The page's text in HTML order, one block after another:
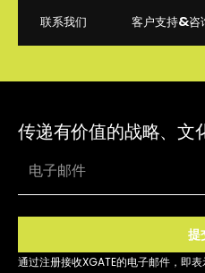
联系我们
客户支持&咨
传递有价值的战略、文
提
通过注册接收XGATE的电子邮件，即